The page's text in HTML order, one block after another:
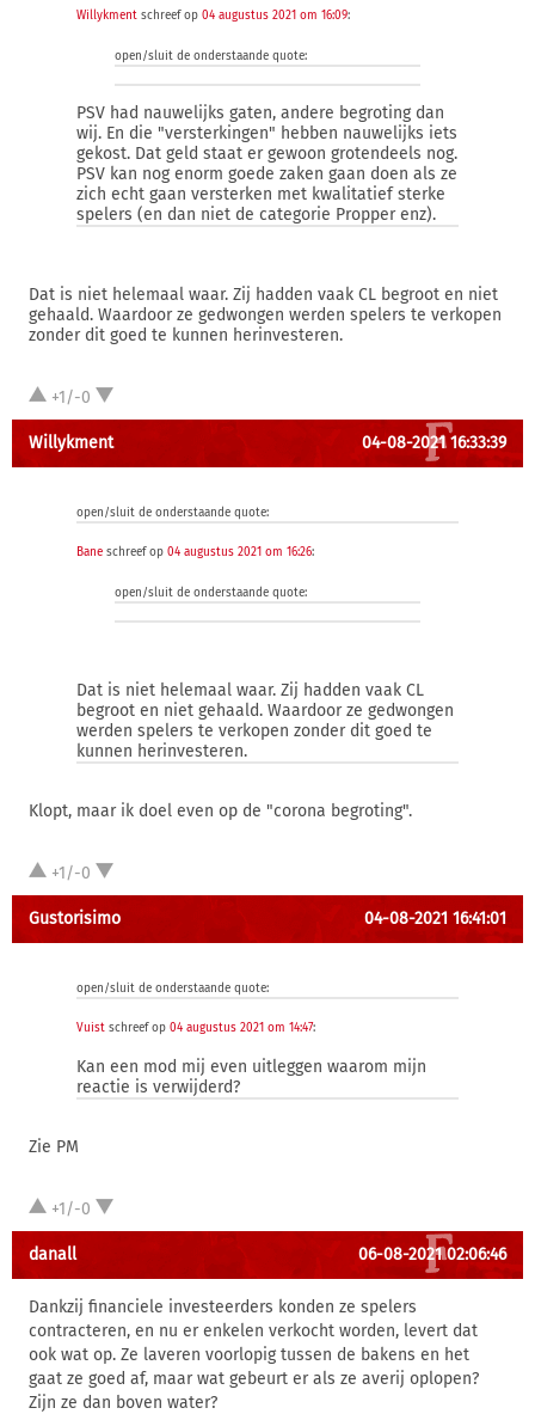
Willykment schreef op 04 augustus 2021 om 16:09:
open/sluit de onderstaande quote:
PSV had nauwelijks gaten, andere begroting dan
wij. En die "versterkingen" hebben nauwelijks iets
gekost. Dat geld staat er gewoon grotendeels nog.
PSV kan nog enorm goede zaken gaan doen als ze
zich echt gaan versterken met kwalitatief sterke
spelers (en dan niet de categorie Propper enz).
Dat is niet helemaal waar. Zij hadden vaak CL begroot en niet
gehaald. Waardoor ze gedwongen werden spelers te verkopen
zonder dit goed te kunnen herinvesteren.
+1/-0
Willykment 04-08-2021 16:33:39
open/sluit de onderstaande quote:
Bane schreef op 04 augustus 2021 om 16:26:
open/sluit de onderstaande quote:
Dat is niet helemaal waar. Zij hadden vaak CL
begroot en niet gehaald. Waardoor ze gedwongen
werden spelers te verkopen zonder dit goed te
kunnen herinvesteren.
Klopt, maar ik doel even op de "corona begroting".
+1/-0
Gustorisimo 04-08-2021 16:41:01
open/sluit de onderstaande quote:
Vuist schreef op 04 augustus 2021 om 14:47:
Kan een mod mij even uitleggen waarom mijn
reactie is verwijderd?
Zie PM
+1/-0
danall 06-08-2021 02:06:46
Dankzij financiele investeerders konden ze spelers
contracteren, en nu er enkelen verkocht worden, levert dat
ook wat op. Ze laveren voorlopig tussen de bakens en het
gaat ze goed af, maar wat gebeurt er als ze averij oplopen?
Zijn ze dan boven water?